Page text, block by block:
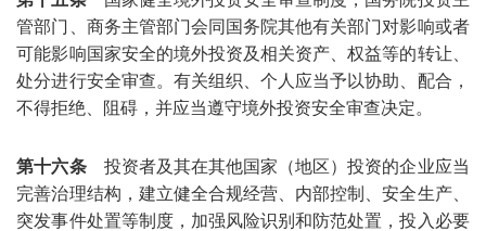
管部门、商务主管部门会同国务院其他有关部门对影响或者
可能影响国家安全的境外投资及相关资产、权益等的转让、
处分进行安全审查。有关组织、个人应当予以协助、配合，
不得拒绝、阻碍，并应当遵守境外投资安全审查决定。
第十六条投资者及其在其他国家（地区）投资的企业应当
完善治理结构，建立健全合规经营、内部控制、安全生产、
突发事件处置等制度，加强风险识别和防范处置，投入必要